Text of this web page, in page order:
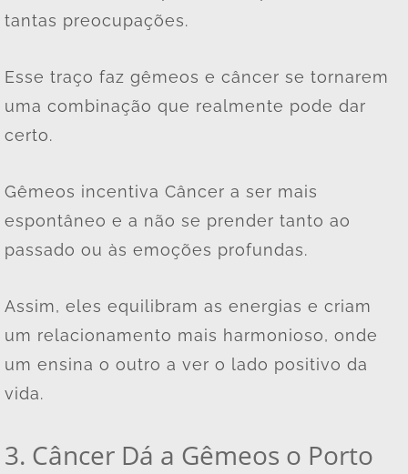
tantas preocupações.
Esse traço faz gêmeos e câncer se tornarem
uma combinação que realmente pode dar
certo.
Gêmeos incentiva Câncer a ser mais
espontâneo e a não se prender tanto ao
passado ou às emoções profundas.
Assim, eles equilibram as energias e criam
um relacionamento mais harmonioso, onde
um ensina o outro a ver o lado positivo da
vida.
3. Câncer Dá a Gêmeos o Porto